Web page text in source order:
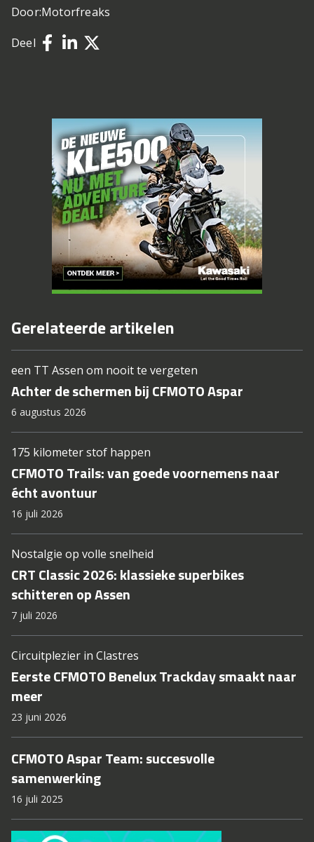
Door:Motorfreaks
Deel
Gerelateerde artikelen
een TT Assen om nooit te vergeten
Achter de schermen bij CFMOTO Aspar
6 augustus 2026
175 kilometer stof happen
CFMOTO Trails: van goede voornemens naar
écht avontuur
16 juli 2026
Nostalgie op volle snelheid
CRT Classic 2026: klassieke superbikes
schitteren op Assen
7 juli 2026
Circuitplezier in Clastres
Eerste CFMOTO Benelux Trackday smaakt naar
meer
23 juni 2026
CFMOTO Aspar Team: succesvolle
samenwerking
16 juli 2025